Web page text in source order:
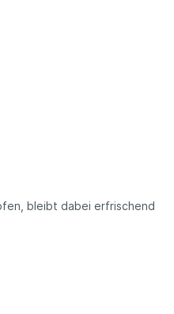
bleibt dabei erfrischend